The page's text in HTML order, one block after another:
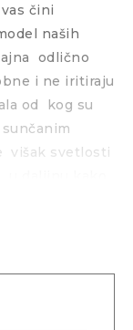
vas čini
naših
odlično
i ne iritiraju
od
kog su
višak svetlosti
i refleksija od
stakla
testirati